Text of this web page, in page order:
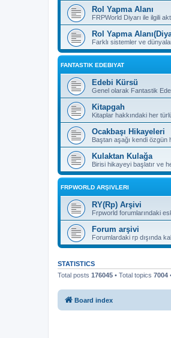
Rol Yapma Alanı
FRPWorld Diyarı ile ilgili
Rol Yapma
Farklı sistemler ve
FANTASTIK EDEBIYAT
Edebi Kürsü
Genel olarak Fantastik
Kitapgah
Kitaplar hakkındaki her
Ocakbaşı Hikayeleri
Baştan aşağı kendi
Kulaktan Kulağa
Birisi hikayeyi başlatır ve
FRPWORLD ARŞIVLERI
RY(Rp) Arşivi
Frpworld forumlarındaki
Forum arşivi
Forumlardaki rp dışında
STATISTICS
Total posts 176045 • Total topics 7004
Board index